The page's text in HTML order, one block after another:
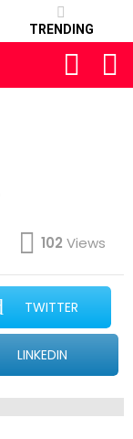
TRENDING
FOLLOW
102 Views
TWITTER
LINKEDIN